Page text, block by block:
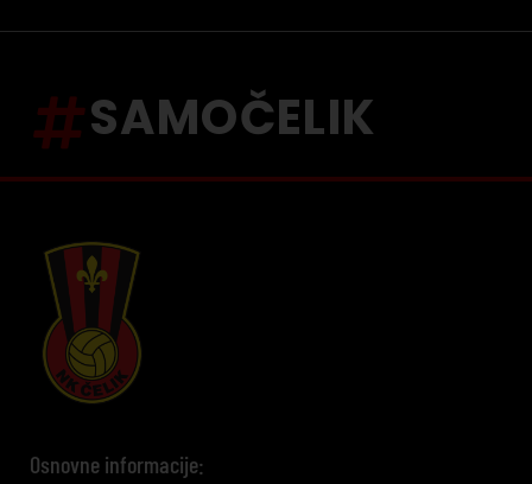
SAMOČELIK
Osnovne informacije: